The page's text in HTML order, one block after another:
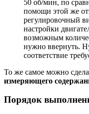
50 об/мин, по
помощи этой же
регулировочный
настройки
возможным
нужно ввернуть.
соответствие
То же самое можно
измеряющего
Порядок